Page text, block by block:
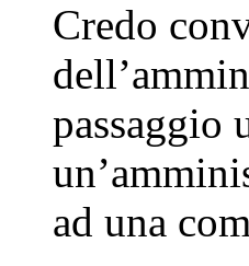
Credo
passaggio
ad una